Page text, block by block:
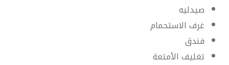
صيدليه
غرف الاستحمام
فندق
تغليف الأمتعة